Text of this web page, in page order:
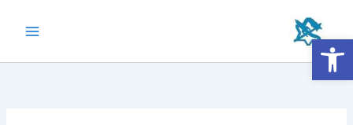
פתח סרגל נגישות